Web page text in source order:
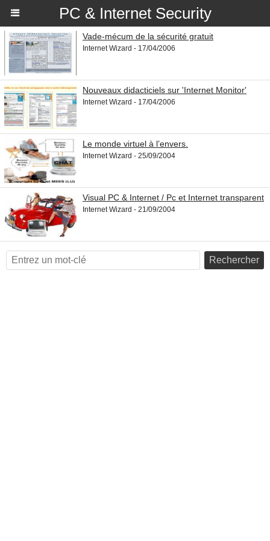
PC & Internet Security
Vade-mécum de la sécurité gratuit
Internet Wizard - 17/04/2006
Nouveaux didacticiels sur 'Internet Monitor'
Internet Wizard - 17/04/2006
Le monde virtuel à l’envers.
Internet Wizard - 25/09/2004
Visual PC & Internet / Pc et Internet transparent
Internet Wizard - 21/09/2004
Rechercher